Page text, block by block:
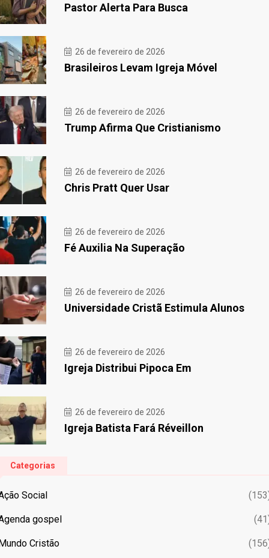
Pastor Alerta Para Busca
26 de fevereiro de 2026
Brasileiros Levam Igreja Móvel
26 de fevereiro de 2026
Trump Afirma Que Cristianismo
26 de fevereiro de 2026
Chris Pratt Quer Usar
26 de fevereiro de 2026
Fé Auxilia Na Superação
26 de fevereiro de 2026
Universidade Cristã Estimula Alunos
26 de fevereiro de 2026
Igreja Distribui Pipoca Em
26 de fevereiro de 2026
Igreja Batista Fará Réveillon
Categorias
Social
gospel
Cristão